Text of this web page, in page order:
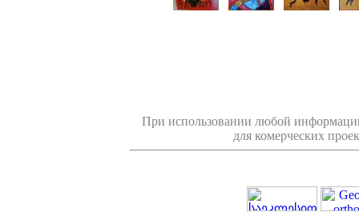
При использовании любой
для комерческих